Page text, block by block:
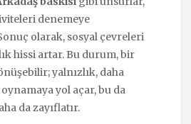
denemeye
olarak, sosyal çevreleri
hissi artar. Bu durum, bir
yalnızlık, daha
yol açar, bu da
da zayıflatır.